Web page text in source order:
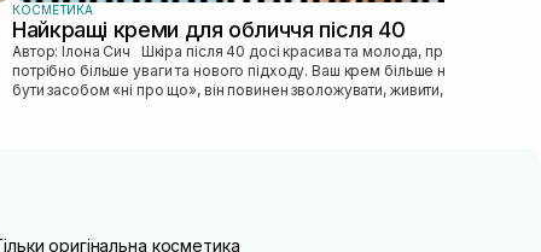
КОСМЕТИКА
Найкращі креми для обличчя після 40
Автор: Ілона Сич Шкіра після 40 досі красива та молода, просто їй
потрібно більше уваги та нового підходу. Ваш крем більше не може
бути засобом «ні про що», він повинен зволожувати, живити, покр...
оригінальна косметика